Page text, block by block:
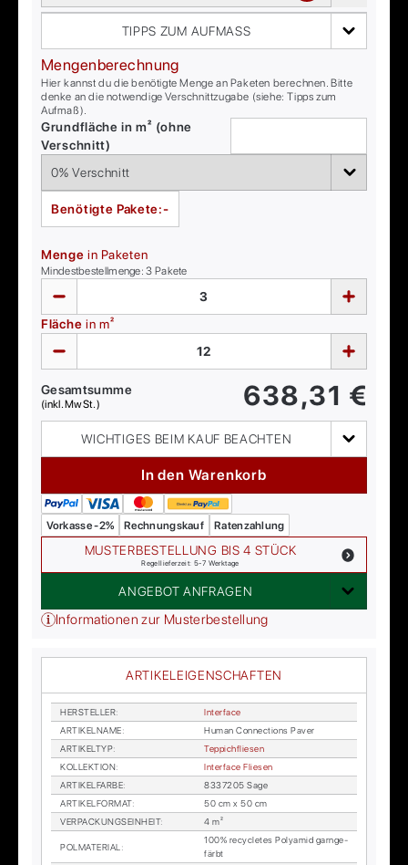
TIPPS ZUM AUFMASS
Mengenberechnung
Hier kannst du die benötigte Menge an Paketen berechnen. Bitte
denke an die notwendige Verschnittzugabe (siehe: Tipps zum
Aufmaß).
Grundfläche in m² (ohne
Verschnitt)
Benötigte Pakete:-
Menge in Paketen
Mindestbestellmenge:3 Pakete
Fläche in m²
Gesamtsumme
(inkl. MwSt.) 638,31 €
WICHTIGES BEIM KAUF BEACHTEN
In den Warenkorb
Vorkasse -2% Rechnungskauf Ratenzahlung
MUSTERBESTELLUNG BIS 4 STÜCK
Regellieferzeit: 5-7 Werktage
ANGEBOT ANFRAGEN
Informationen zur Musterbestellung
ARTIKELEIGENSCHAFTEN
HER­STEL­LER:
In­ter­face
AR­TI­KEL­NA­ME:
Hu­man Con­nec­tions Pa­ver
AR­TI­KEL­TYP:
Tep­pich­flie­sen
KOL­LEK­TI­ON:
In­ter­face Flie­sen
AR­TI­KEL­FAR­BE:
8337205 Sage
AR­TI­KEL­FOR­MAT:
50 cm x 50 cm
VER­PA­CKUNGS­EIN­HEIT: 4 m²
POL­MA­TE­RI­AL :
100% re­cy­cle­tes Po­ly­amid garn­ge­
färbt